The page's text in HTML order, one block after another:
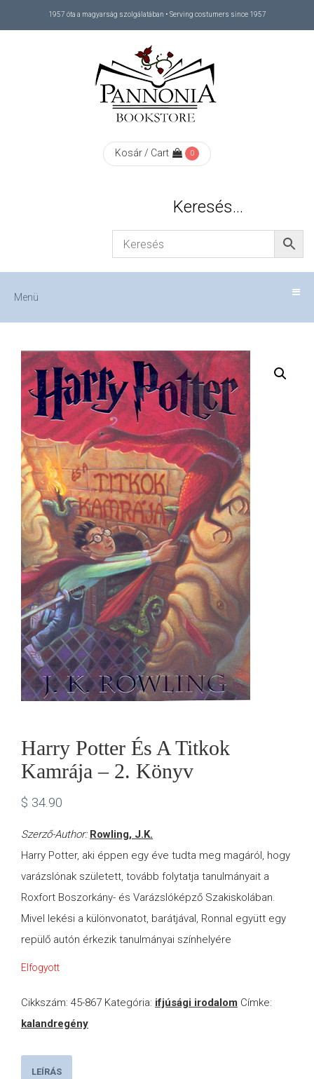
1957 óta a magyarság szolgálatában • Serving costumers since 1957
Kosár / Cart 0
Keresés…
Menü
SHOP
KAPCSOLAT
CONTACT
Harry Potter És A Titkok
Kamrája – 2. Könyv
$ 34.90
Szerző-Author: Rowling, J.K.
Harry Potter, aki éppen egy éve tudta meg magáról, hogy
varázslónak született, tovább folytatja tanulmányait a
Roxfort Boszorkány- és Varázslóképző Szakiskolában.
Mivel lekési a különvonatot, barátjával, Ronnal együtt egy
repülő autón érkezik tanulmányai színhelyére
Elfogyott
Cikkszám: 45-867 Kategória: ifjúsági irodalom Címke:
kalandregény
LEÍRÁS